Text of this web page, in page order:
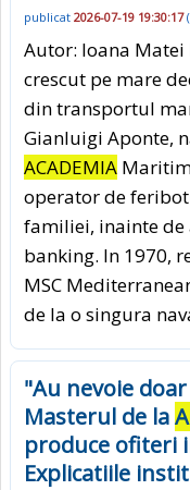
publicat 2026-07-19 19:30:17(
Autor: Ioana
crescut pe mare
din transportul
Gianluigi Aponte,
ACADEMIA
operator de
familiei, inainte de
banking. In 1970,
MSC
de la o singura
"Au nevoie
Masterul de la
produce ofiteri
Explicatiile